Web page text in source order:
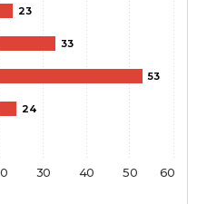
23
33
53
24
30 40 50 60